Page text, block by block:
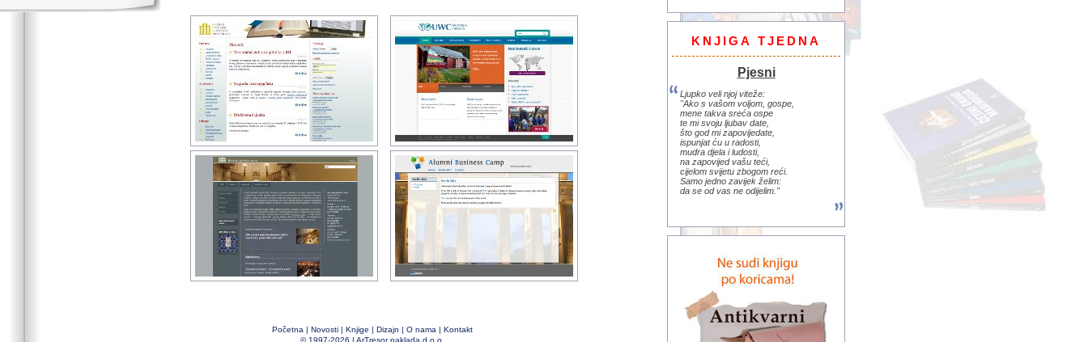
Početna | Novosti | Knjige | Dizajn | O nama | Kontakt
© 1997-2026 | ArTresor naklada d.o.o.
KNJIGA TJEDNA
Pjesni
Ljupko veli njoj viteže:
"Ako s vašom voljom, gospe,
mene takva sreća ospe
te mi svoju ljubav date,
što god mi zapovijedate,
ispunjat ću u radosti,
mudra djela i ludosti,
na zapovijed vašu teći,
cijelom svijetu zbogom reći.
Samo jedno zavijek želim:
da se od vas ne odijelim."